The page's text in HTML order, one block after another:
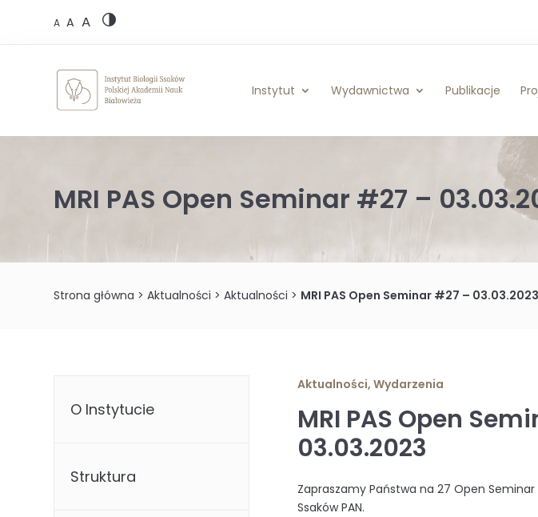
A A A
Instytut Wydawnictwa Publikacje
MRI PAS Open Seminar #27 –
Strona główna >Aktualności >Aktualności > MRI PAS Open Seminar #27 – 03.03.2023
Aktualności,Wydarzenia
MRI PAS Open
03.03.2023
Zapraszamy Państwa na 27 Open
Ssaków PAN.
O Instytucie
Struktura